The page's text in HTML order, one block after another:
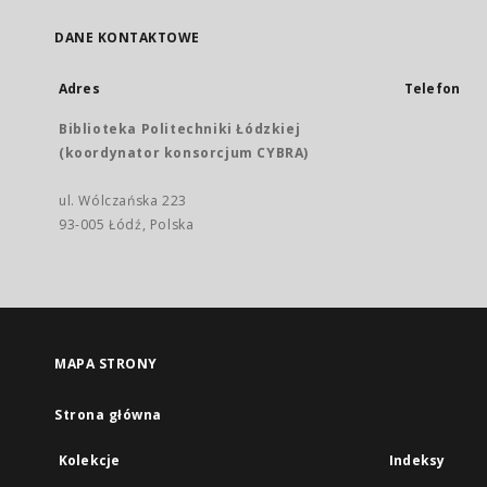
DANE KONTAKTOWE
Adres
Biblioteka Politechniki Łódzkiej
(koordynator konsorcjum CYBRA)
ul. Wólczańska 223
93-005 Łódź, Polska
Telefon
MAPA STRONY
Strona główna
Kolekcje Indeksy